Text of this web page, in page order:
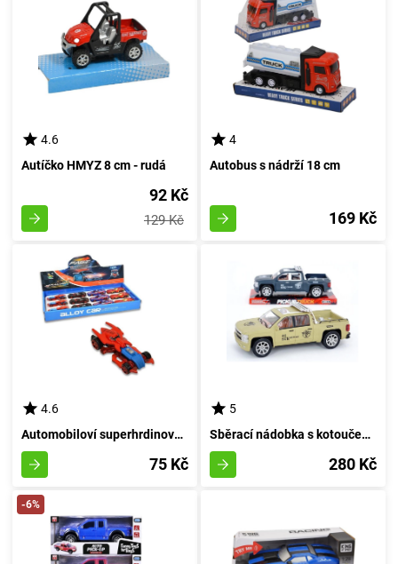
4.6
Autíčko HMYZ 8 cm - rudá
92 Kč
129 Kč
4
Autobus s nádrží 18 cm
169 Kč
4.6
Automobiloví superhrdinové - A
75 Kč
5
Sběrací nádobka s kotoučem 27 cm - barva písku
280 Kč
-6%